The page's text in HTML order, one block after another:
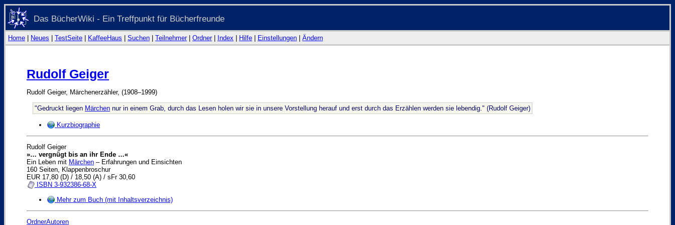
Das BücherWiki - Ein Treffpunkt für Bücherfreunde
Home Neues TestSeite KaffeeHaus Suchen Teilnehmer| Ordner| Index Hilfe Einstellungen Ändern
Rudolf Geiger
Rudolf Geiger, Märchenerzähler, (1908–1999)
"Gedruckt liegen Märchen nur in einem Grab, durch das Lesen holen wir sie in unsere Vorstellung herauf und erst durch das Erzählen werden sie lebendig." (Rudolf Geiger)
Kurzbiographie
Rudolf Geiger
»… vergnügt bis an ihr Ende …«
Ein Leben mit Märchen – Erfahrungen und Einsichten
160 Seiten, Klappenbroschur
EUR 17,80 (D) / 18,50 (A) / sFr 30,60
ISBN 3-932386-68-X
Mehr zum Buch (mit Inhaltsverzeichnis)
OrdnerAutoren